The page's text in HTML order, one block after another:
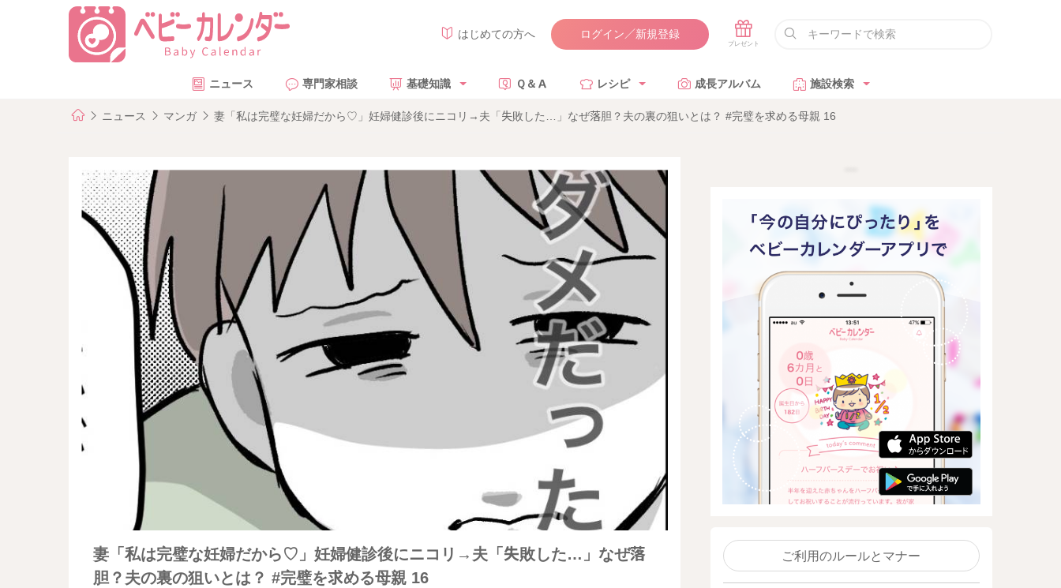
はじめての方へ ログイン／新規登録
ニュース 専門家相談 基礎知識 Ｑ＆Ａ レシピ 成長アルバム 施設検索
ニュース マンガ 妻「私は完璧な妊婦だから♡」妊婦健診後にニコリ→夫「失敗した…」なぜ落胆？夫の裏の狙いとは？ #完璧を求める母親 16
妻「私は完璧な妊婦だから♡」妊婦健診後にニコリ→夫「失敗した…」なぜ落
胆？夫の裏の狙いとは？ #完璧を求める母親 16
ご利用のルールとマナー